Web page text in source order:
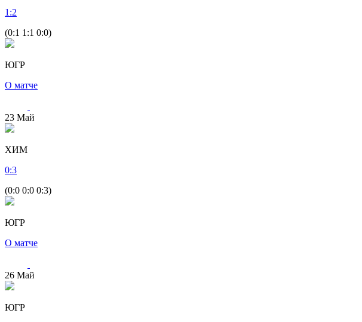
1 :2
(0:1 1:1 0:0)
ЮГР
О матче
23 Май
ХИМ
0:3
(0:0 0:0 0:3)
ЮГР
О матче
26 Май
ЮГР